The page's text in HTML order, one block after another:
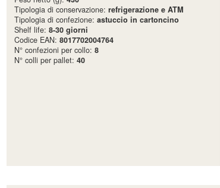
Tipologia di conservazione: refrigerazione e ATM
Tipologia di confezione: astuccio in cartoncino
Shelf life: 8-30 giorni
Codice EAN: 8017702004764
N° confezioni per collo: 8
N° colli per pallet: 40